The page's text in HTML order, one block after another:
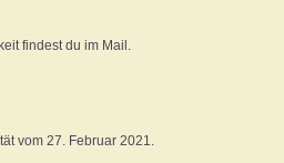
findest du im Mail.
vom 27. Februar 2021.